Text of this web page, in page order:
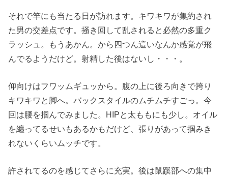
それで竿にも当たる日が訪れます。キワキワが集約され
た男の交差点です。掻き回して乱されると必然の多重ク
ラッシュ。もうあかん。から四つん這いなんか感覚が飛
んでるようだけど。射精した後はないし・・・。
仰向けはフワッムギュッから。腹の上に後ろ向きで跨り
キワキワと脚へ。バックスタイルのムチムチすごっ。今
回は腰を掴んでみました。HIPと太ももにも少し。オイル
を纏ってるせいもあるかもだけど、張りがあって掴みき
れないくらいムッチです。
許されてるのを感じてさらに充実。後は鼠蹊部への集中